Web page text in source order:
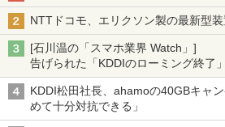
NTTドコモ、エリクソン製の最新型
[石川温の「スマホ業界 Watch」]
告げられた「KDDIのローミング終了
穴と楽天モバイルの課題
KDDI松田社長、ahamoの40GBキャ
めて十分対抗できる」